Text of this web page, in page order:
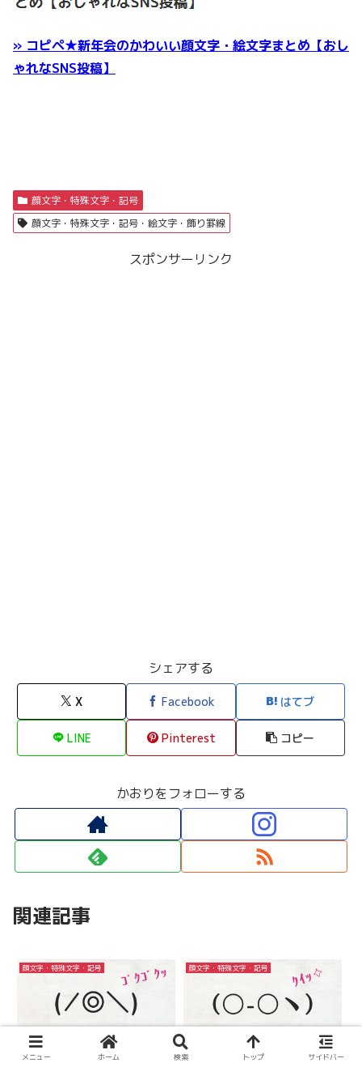
» コピペ★新年会のかわいい顔文字・絵文字まとめ【おし
ゃれなSNS投稿】
顔文字・特殊文字・記号
顔文字・特殊文字・記号・絵文字・飾り罫線
スポンサーリンク
シェアする
X Facebook はてブ
LINE Pinterest コピー
かおりをフォローする
関連記事
顔文字・特殊文字・記号
コピペ可★ごくごくの顔文
顔文字・特殊文字・記号
コピペ可★メガネの顔文
メニュー ホーム 検索 トップ サイドバー